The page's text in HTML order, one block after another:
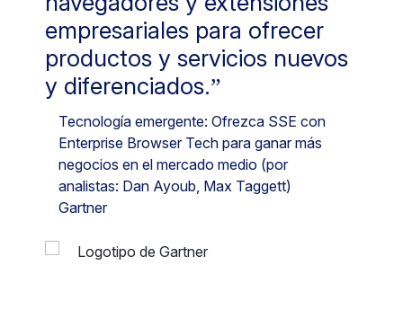
empresariales para ofrecer
productos y servicios nuevos
y diferenciados.
Tecnología emergente: Ofrezca SSE con
Enterprise Browser Tech para ganar más
negocios en el mercado medio (por
analistas: Dan Ayoub, Max Taggett)
Gartner